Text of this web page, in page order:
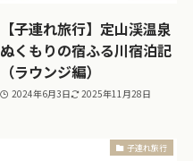
【子連れ旅行】定山渓温泉
ぬくもりの宿ふる川宿泊記
（ラウンジ編）
2024年6月3日 2025年11月28日
子連れ旅行